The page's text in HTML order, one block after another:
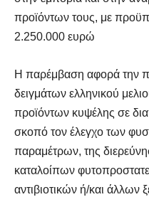
προϊόντων τους, με
2.250.000 ευρώ
Η παρέμβαση αφορά την
δειγμάτων ελληνικού
προϊόντων κυψέλης σε
σκοπό τον έλεγχο των
παραμέτρων, της
καταλοίπων
αντιβιοτικών ή/και άλλων